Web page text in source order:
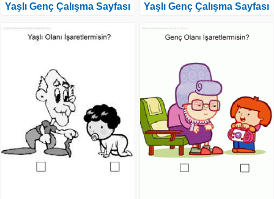
Yaşlı Genç Çalışma Sayfası Yaşlı Genç Çalışma Sayfası